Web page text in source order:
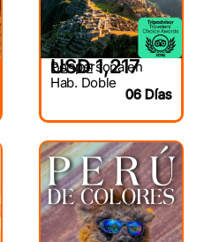
DESDE
USD 1,217
Por persona en
Hab. Doble
06 Días